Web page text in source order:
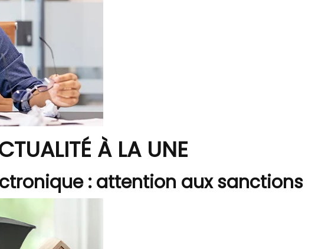
À LA UNE
: attention aux sanctions